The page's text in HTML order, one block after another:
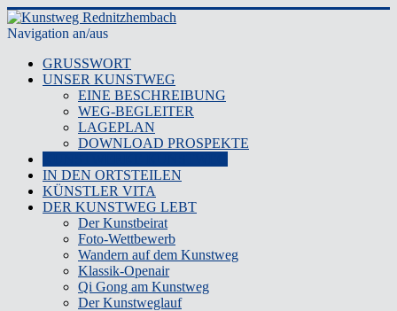
Navigation an/aus
GRUSSWORT
UNSER KUNSTWEG
EINE BESCHREIBUNG
WEG-BEGLEITER
LAGEPLAN
DOWNLOAD PROSPEKTE
IN DEN ORTSTEILEN
KÜNSTLER VITA
DER KUNSTWEG LEBT
Der Kunstbeirat
Foto-Wettbewerb
Wandern auf dem Kunstweg
Klassik-Openair
Qi Gong am Kunstweg
Der Kunstweglauf